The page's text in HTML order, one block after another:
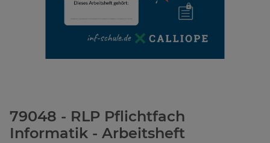
79048 - RLP Pflichtfach
Informatik - Arbeitsheft